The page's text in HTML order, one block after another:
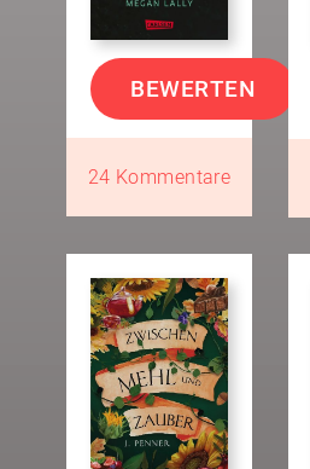
BEWERTEN
24 Kommentare